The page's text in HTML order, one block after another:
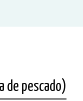
de pescado)